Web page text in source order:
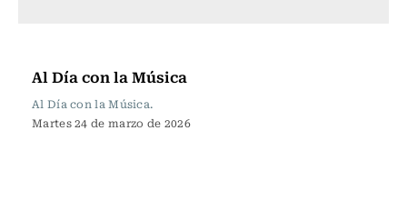
Al Día con la Música
Al Día con la Música.
Martes 24 de marzo de 2026